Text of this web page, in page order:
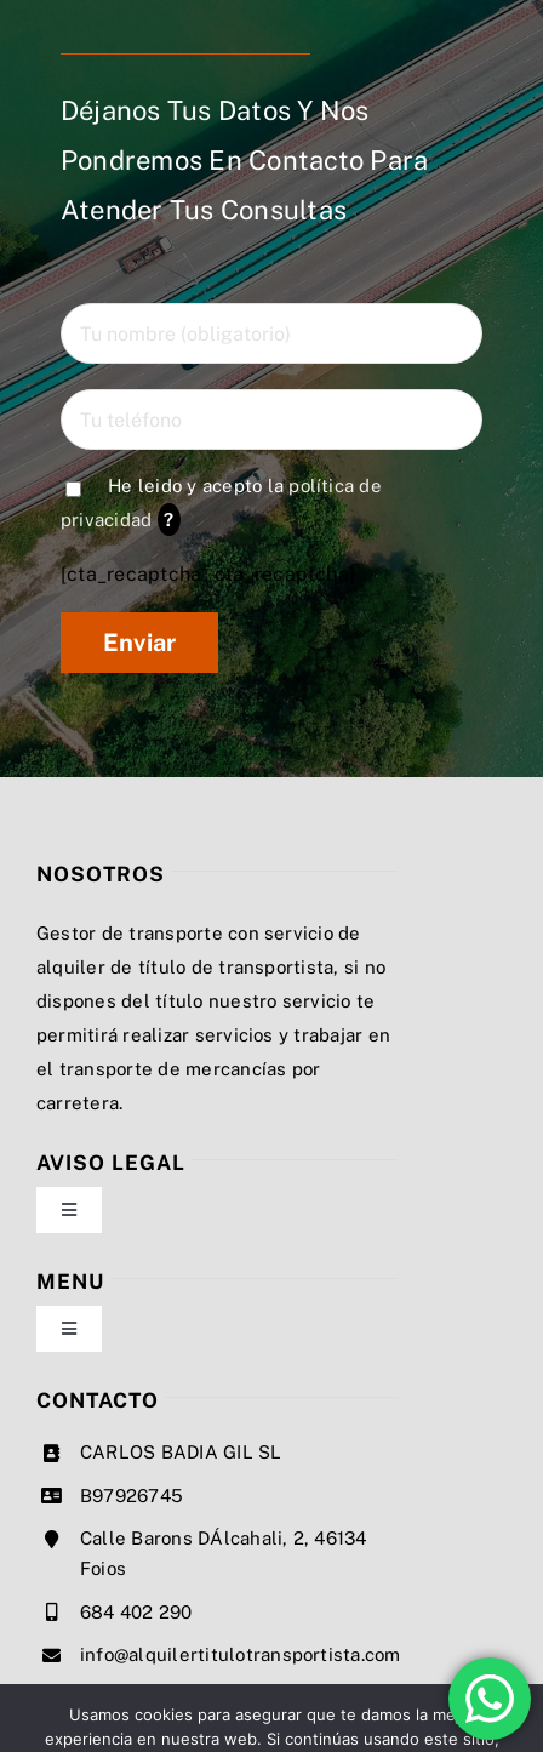
Déjanos Tus Datos Y Nos
Pondremos En Contacto Para
Atender Tus Consultas
He leido y acepto lapolítica de
privacidad ?
[cta_recaptcha* cta_recaptcha]
NOSOTROS
Gestor de transporte con servicio de
alquiler de título de transportista, si no
dispones del título nuestro servicio te
permitirá realizar servicios y trabajar en
el transporte de mercancías por
carretera.
AVISO LEGAL
Toggle
Navigation
Política de privacidad
Condiciones de uso
MENU
Toggle
Navigation
Nosotros
Precios
Contacto
CONTACTO
CARLOS BADIA GIL SL
B97926745
Calle Barons DÁlcahali, 2, 46134
Foios
684 402 290
info@alquilertitulotransportista.com
Usamos cookies para asegurar que te damos la mejor
experiencia en nuestra web. Si continúas usando este sitio,